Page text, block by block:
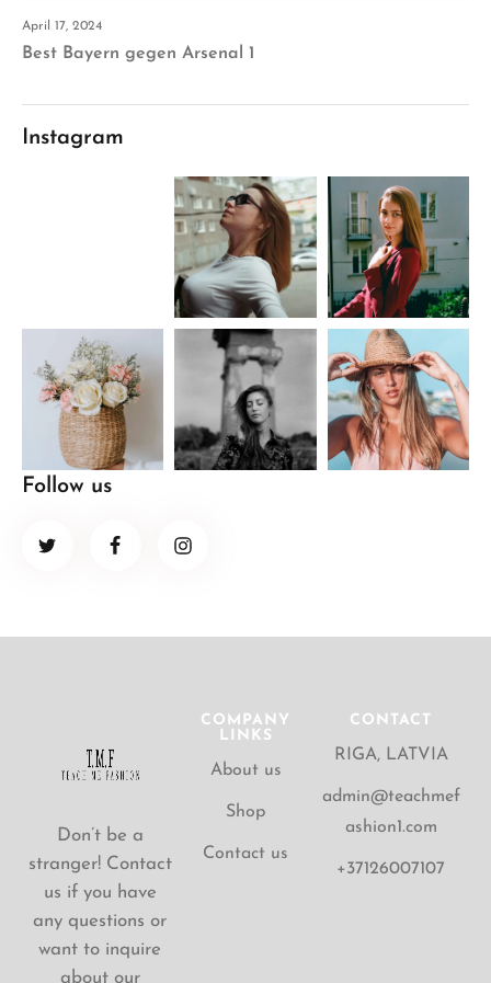
April 17, 2024
Best Bayern gegen Arsenal 1
Instagram
Follow us
Don’t be a
stranger! Contact
us if you have
any questions or
want to inquire
about our
COMPANY
LINKS
About us
Shop
Contact us
CONTACT
RIGA, LATVIA
admin@teachmef
ashion1.com
+37126007107